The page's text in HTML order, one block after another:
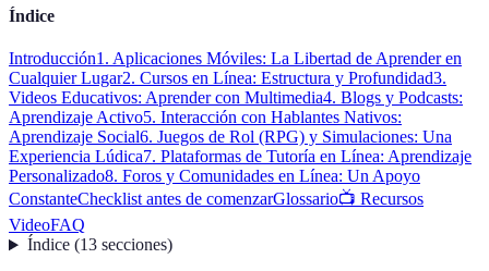
Índice
Introducción1. Aplicaciones Móviles: La Libertad de Aprender en
Cualquier Lugar2. Cursos en Línea: Estructura y Profundidad3.
Videos Educativos: Aprender con Multimedia4. Blogs y Podcasts:
Aprendizaje Activo5. Interacción con Hablantes Nativos:
Aprendizaje Social6. Juegos de Rol (RPG) y Simulaciones: Una
Experiencia Lúdica7. Plataformas de Tutoría en Línea: Aprendizaje
Personalizado8. Foros y Comunidades en Línea: Un Apoyo
ConstanteChecklist antes de comenzarGlossario📺 Recursos
VideoFAQ
Índice(13 secciones)